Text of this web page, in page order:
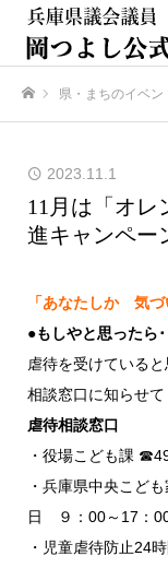
県・まちのイベン
2023.11.1
11月は「オレ
進キャンペー
「あなたしか 気
●もしやと思ったら･
虐待を受けている
相談窓口に知らせて
虐待相談窓口
・役場こども課
・兵庫県中央こど
日 ９：00～17：
・児童虐待防止24